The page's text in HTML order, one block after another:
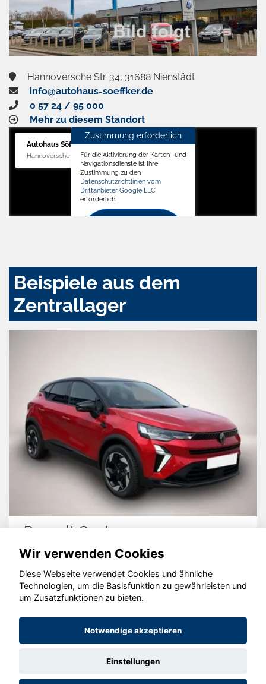
Hannoversche Str. 34, 31688 Nienstädt
info@autohaus-soeffker.de
0 57 24 / 95 000
Mehr zu diesem Standort
Autohaus Söffker GmbH
Hannoversche Str. 34, 31688 Nienstädt
Zustimmung erforderlich
Für die Aktivierung der Karten- und
Navigationsdienste ist Ihre
Zustimmung zu den
Datenschutzrichtlinien vom
Drittanbieter Google LLC
erforderlich.
Beispiele aus dem
Zentrallager
Renault Captur
© konjunkturmotor.de GmbH 2020 - 2026
Wir verwenden Cookies
Diese Webseite verwendet Cookies und ähnliche
Technologien, um die Basisfunktion zu gewährleisten und
um Zusatzfunktionen zu bieten.
Notwendige akzeptieren
Einstellungen